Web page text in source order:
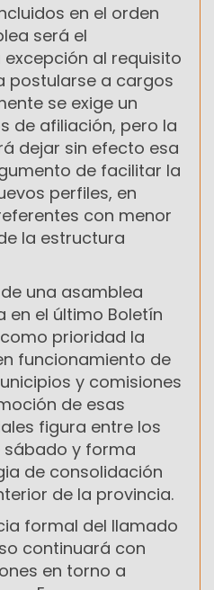
en el orden
será el
al requisito
postularse a cargos
se exige un
de afiliación, pero la
dejar sin efecto esa
de facilitar la
perfiles, en
con menor
la estructura
una asamblea
el último Boletín
prioridad la
funcionamiento de
y comisiones
de esas
figura entre los
sábado y forma
de consolidación
de la provincia.
formal del llamado
continuará con
en torno a